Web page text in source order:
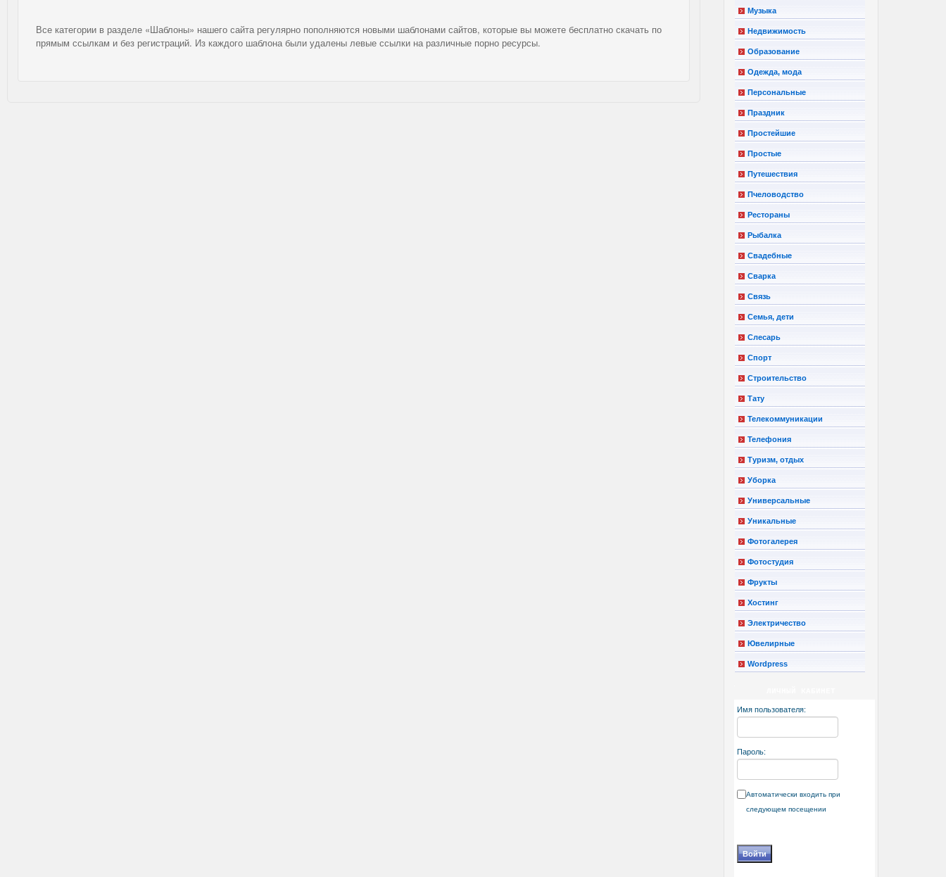
Все категории в разделе «Шаблоны» нашего сайта регулярно пополняются новыми шаблонами сайтов, которые вы можете бесплатно скачать по
прямым ссылкам и без регистраций. Из каждого шаблона были удалены левые ссылки на различные порно ресурсы.
Музыка
Недвижимость
Образование
Одежда, мода
Персональные
Праздник
Простейшие
Простые
Путешествия
Пчеловодство
Рестораны
Рыбалка
Свадебные
Сварка
Связь
Семья, дети
Слесарь
Спорт
Строительство
Тату
Телекоммуникации
Телефония
Туризм, отдых
Уборка
Универсальные
Уникальные
Фотогалерея
Фотостудия
Фрукты
Хостинг
Электричество
Ювелирные
Wordpress
Имя пользователя:
Пароль:
Автоматически входить при
следующем посещении